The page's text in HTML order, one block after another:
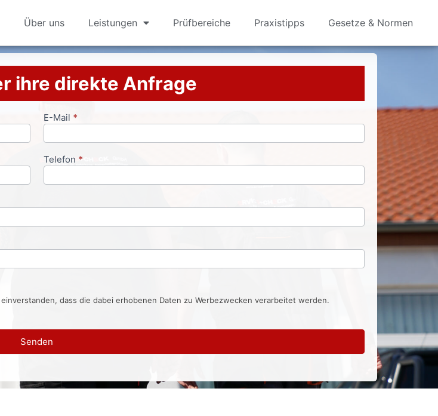
Über uns Leistungen Prüfbereiche Praxistipps Gesetze & Normen
ihre direkte Anfrage
E-Mail *
Telefon *
dass die dabei erhobenen Daten zu Werbezwecken verarbeitet werden.
Senden